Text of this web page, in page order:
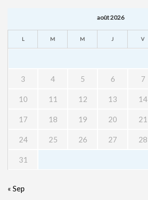
août 2026
L M M J V
3 4 5 6 7
10 11 12 13 14
17 18 19 20 21
24 25 26 27 28
31
« Sep